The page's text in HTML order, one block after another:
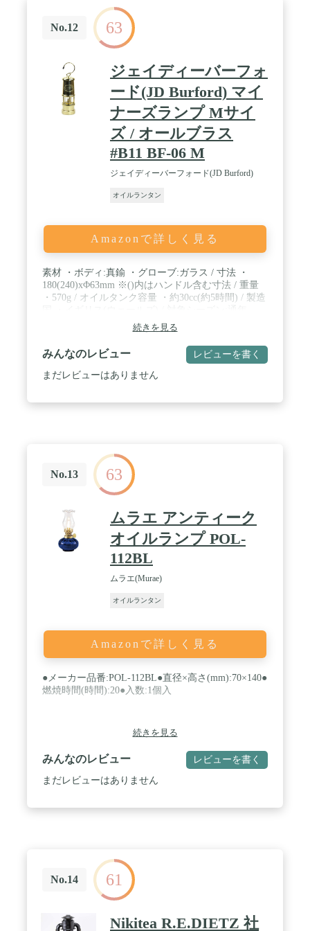
No.12 63
ジェイディーバーフォ
ード(JD Burford) マイ
ナーズランプ Mサイ
ズ / オールブラス
#B11 BF-06 M
ジェイディーバーフォード(JD Burford)
オイルランタン
Amazonで詳しく見る
素材 ・ボディ:真鍮 ・グローブ:ガラス / 寸法 ・
180(240)xΦ63mm ※()内はハンドル含む寸法 / 重量
・570g / オイルタンク容量 ・約30cc(約5時間) / 製造
続きを見る
みんなのレビュー レビューを書く
まだレビューはありません
No.13 63
ムラエ アンティーク
オイルランプ POL-
112BL
ムラエ(Murae)
オイルランタン
Amazonで詳しく見る
●メーカー品番:POL-112BL●直径×高さ(mm):70×140●
燃焼時間(時間):20●入数:1個入
続きを見る
みんなのレビュー レビューを書く
まだレビューはありません
No.14 61
Nikitea R.E.DIETZ 社